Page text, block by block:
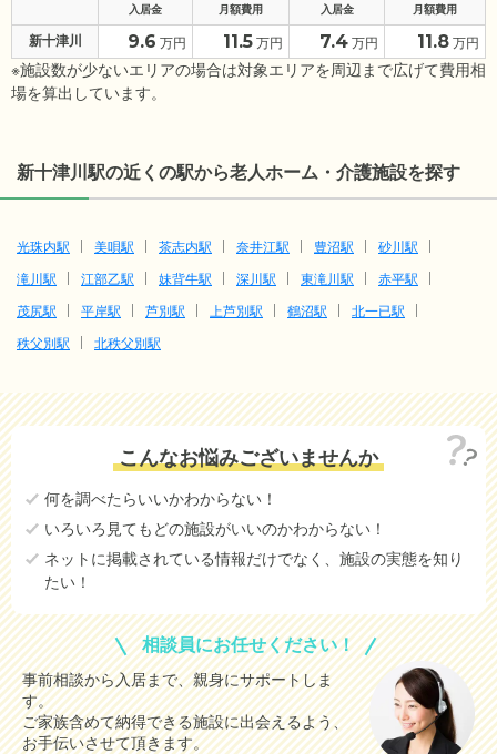
入居金 月額費用 入居金 月額費用
新十津川 9.6 万円 11.5 万円 7.4 万円 11.8 万円
※施設数が少ないエリアの場合は対象エリアを周辺まで広げて費用相
場を算出しています。
新十津川駅の近くの駅から老人ホーム・介護施設を探す
光珠内駅 美唄駅 茶志内駅 奈井江駅 豊沼駅
砂川駅
滝川駅
江部乙駅 妹背牛駅 深川駅 東滝川駅
赤平駅
茂尻駅
平岸駅 芦別駅 上芦別駅 鶴沼駅
北一已駅
秩父別駅
北秩父別駅
こんなお悩みございませんか
何を調べたらいいかわからない！
いろいろ見てもどの施設がいいのかわからない！
ネットに掲載されている情報だけでなく、施設の実態を知り
たい！
相談員にお任せください！
事前相談から入居まで、親身にサポートしま
す。
ご家族含めて納得できる施設に出会えるよう、
お手伝いさせて頂きます。